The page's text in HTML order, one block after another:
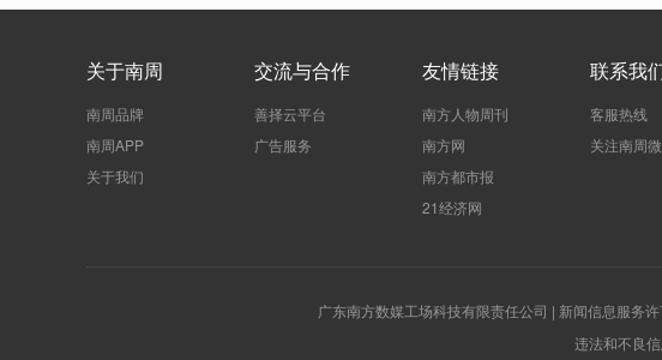
关于南周
南周品牌
南周APP
关于我们
交流与合作
善择云平台
广告服务
友情链接
南方人物周刊
南方网
南方都市报
21经济网
联系我
客服热线
关注南周
广东南方数媒工场科技有限责任公司 | 新闻信息服务
违法和不良